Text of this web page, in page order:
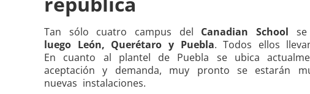
Tan sólo cuatro campus del Canadian School
luego León, Querétaro y Puebla. Todos ellos
En cuanto al plantel de Puebla se ubica
aceptación y demanda, muy pronto se estarán
nuevas instalaciones.